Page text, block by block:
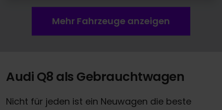
Mehr Fahrzeuge anzeigen
Audi Q8 als Gebrauchtwagen
Nicht für jeden ist ein Neuwagen die beste